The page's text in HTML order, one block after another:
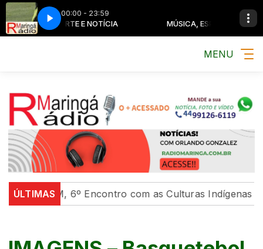
00:00 - 23:59
ESPORTE E NOTÍCIA MÚSICA, ESPORTE E NOTÍCIA
MENU
ÚLTIMAS
Na UEM, 6º Encontro com as Culturas Indígenas